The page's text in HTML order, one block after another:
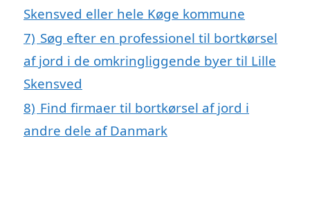
Skensved eller hele Køge kommune
7) Søg efter en professionel til bortkørsel
af jord i de omkringliggende byer til Lille
Skensved
8) Find firmaer til bortkørsel af jord i
andre dele af Danmark